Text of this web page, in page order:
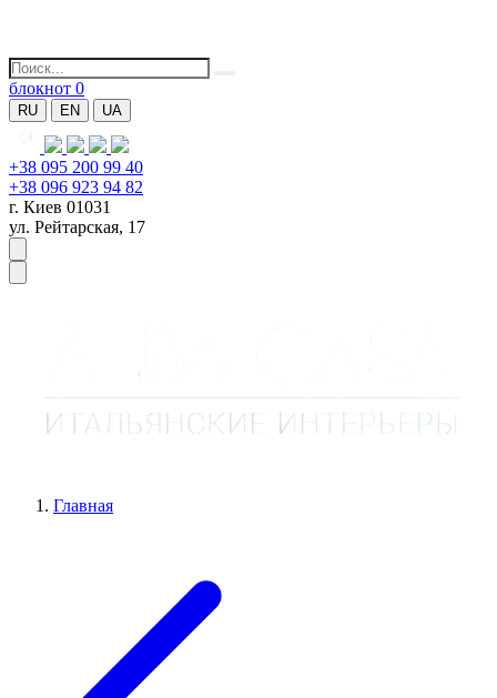
блокнот 0
RU EN UA
+38 095 200 99 40
+38 096 923 94 82
г. Киев 01031
ул. Рейтарская, 17
Главная